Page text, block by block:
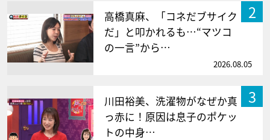
2
高橋真麻、「コネだブサイク
だ」と叩かれるも…“マツコ
の一言”から…
2026.08.05
3
川田裕美、洗濯物がなぜか真
っ赤に！原因は息子のポケッ
トの中身…